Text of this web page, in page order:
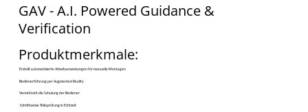
GAV - A.I. Powered Guidance &
Verification
​Produktmerkmale:
Erstellt automatisierte Arbeitsanweisungen für manuelle Montagen
Bedienerführung per Augmented Reality
Vereinfacht die Schulung der Bediener
Schrittweise Teileprüfung in Echtzeit